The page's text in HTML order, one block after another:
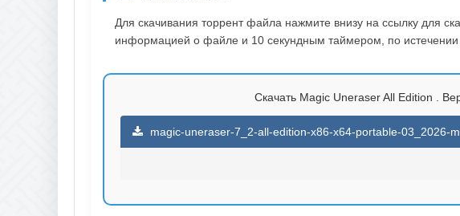
Для скачивания торрент файла нажмите внизу на ссылку для
информацией о файле и 10 секундным таймером, по истечении
Скачать Magic Uneraser All Edition .
magic-uneraser-7_2-all-edition-x86-x64-portable-03_2026-